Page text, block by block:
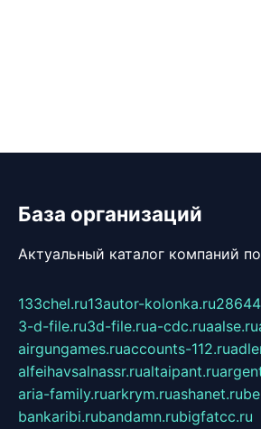
База организаций
Актуальный каталог компаний
133chel.ru13autor-kolonka.ru
3-d-file.ru3d-file.rua-cdc.ruaalse.ru
airgungames.ruaccounts-112.ru
alfeihavsalnassr.rualtaipant.ru
aria-family.ruarkrym.ruashanet.ru
bankaribi.rubandamn.rubigfatcc.ru